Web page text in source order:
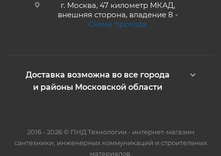
г. Москва, 47 километр МКАД,
внешняя сторона, владение 8 -
Схема проезда
Доставка возможна во все города
и районы Московской области
2016 - 2026 © ПНД Технологии - интернет-магазин
сантехники, инженерных коммуникаций и строительных
материалов.